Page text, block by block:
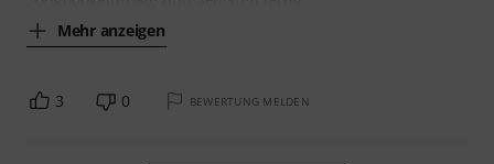
Mehr anzeigen
3 0 BEWERTUNG MELDEN